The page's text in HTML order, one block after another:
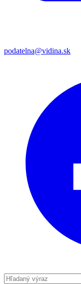
podatelna@vidina.sk